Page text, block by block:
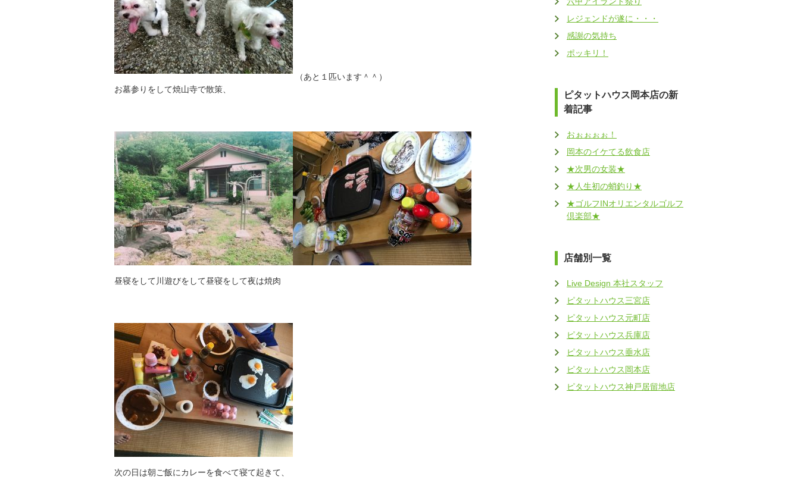
（あと１匹います＾＾）
お墓参りをして焼山寺で散策、
昼寝をして川遊びをして昼寝をして夜は焼肉
次の日は朝ご飯にカレーを食べて寝て起きて、
レジェンドが遂に・・・
感謝の気持ち
ポッキリ！
ピタットハウス岡本店の新
着記事
おぉぉぉぉ！
岡本のイケてる飲食店
★次男の女装★
★人生初の蛸釣り★
★ゴルフINオリエンタルゴルフ
倶楽部★
店舗別一覧
Live Design 本社スタッフ
ピタットハウス三宮店
ピタットハウス元町店
ピタットハウス兵庫店
ピタットハウス垂水店
ピタットハウス岡本店
ピタットハウス神戸居留地店